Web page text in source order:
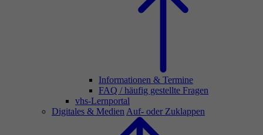
Informationen & Termine
FAQ / häufig gestellte Fragen
vhs-Lernportal
Digitales & Medien Auf- oder Zuklappen